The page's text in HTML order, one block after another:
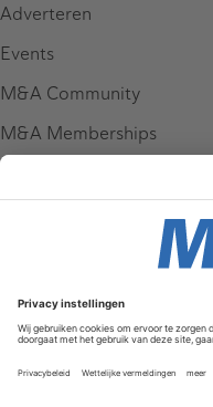
Adverteren
Events
M&A Community
M&A Memberships
Service & Contact
Contact
FAQ